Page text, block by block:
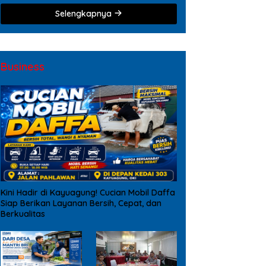
Selengkapnya
Business
Kini Hadir di Kayuagung! Cucian Mobil Daffa
Siap Berikan Layanan Bersih, Cepat, dan
Berkualitas